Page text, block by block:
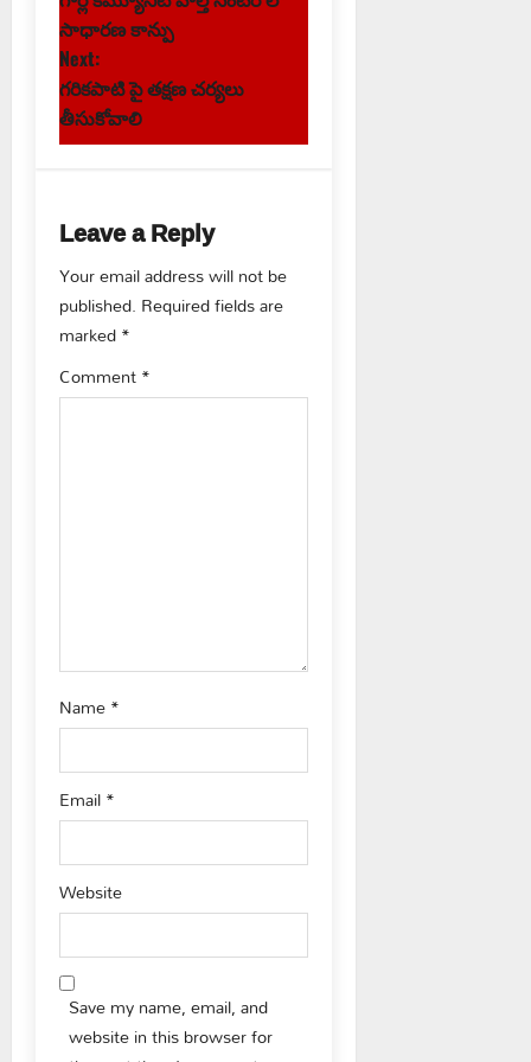
o
s
t
a
v
i
g
సాధారణ కాన్పు
Next:
గరికపాటి పై తక్షణ చర్యలు
తీసుకోవాలి
Leave a Reply
Your email address will not be
published. Required fields are
marked*
Comment*
Name*
Email*
Website
Save my name, email, and
website in this browser for